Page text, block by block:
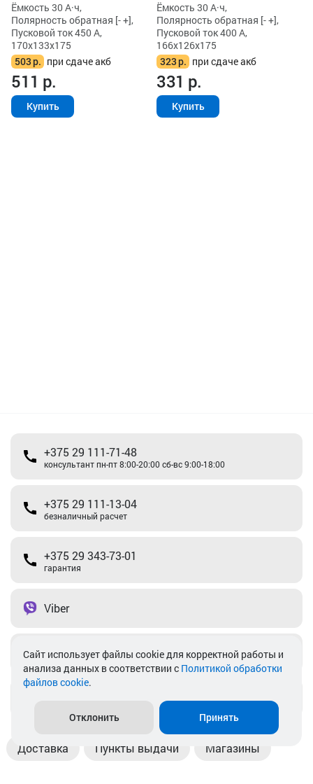
Ёмкость 30 А·ч,
Полярность обратная [- +],
Пусковой ток 450 А,
170x133x175
503р. при сдаче акб
511 р.
Купить
Ёмкость 30 А·ч,
Полярность обратная [- +],
Пусковой ток 400 А,
166x126x175
323р. при сдаче акб
331 р.
Купить
+375 29 111-71-48
консультант пн-пт 8:00-20:00 сб-вс 9:00-18:00
+375 29 111-13-04
безналичный расчет
+375 29 343-73-01
гарантия
Viber
Telegram
Доставка Пункты выдачи Магазины
Cайт использует файлы cookie для корректной работы и
анализа данных в соответствии с Политикой обработки
файлов cookie.
Отклонить Принять